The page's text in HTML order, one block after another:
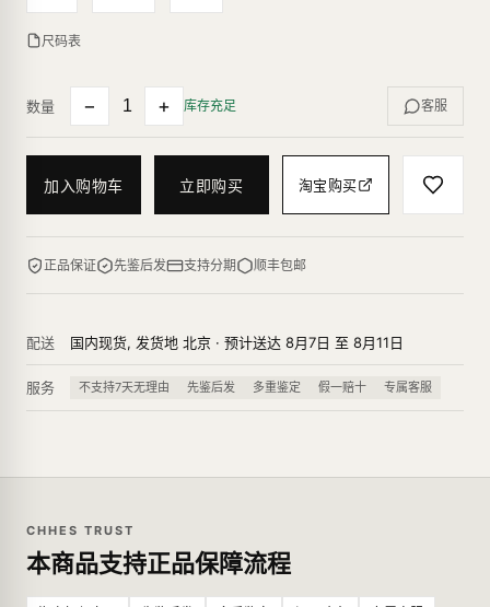
尺码表
数量 − + 库存充足 客服
加入购物车 立即购买 淘宝购买
正品保证 先鉴后发 支持分期 顺丰包邮
配送 国内现货, 发货地 北京 · 预计送达 8月7日 至 8月11日
服务 不支持7天无理由 先鉴后发 多重鉴定 假一赔十 专属客服
CHHES TRUST
本商品支持正品保障流程